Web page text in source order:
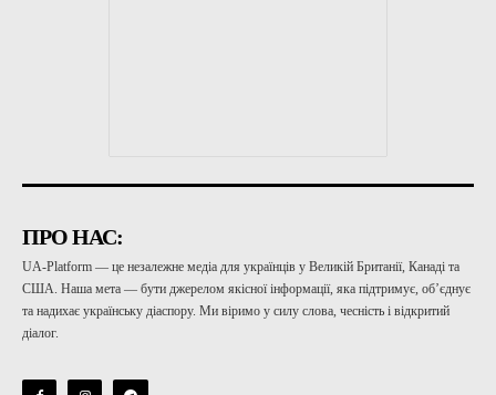
ПРО НАС:
UA-Platform — це незалежне медіа для українців у Великій Британії, Канаді та
США. Наша мета — бути джерелом якісної інформації, яка підтримує, об’єднує
та надихає українську діаспору. Ми віримо у силу слова, чесність і відкритий
діалог.